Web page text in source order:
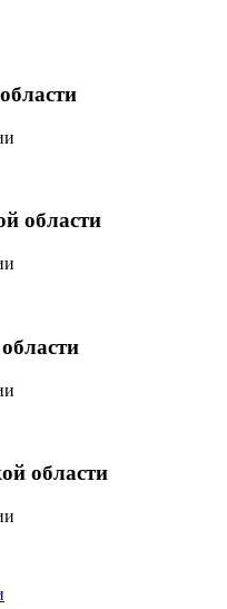
области
области